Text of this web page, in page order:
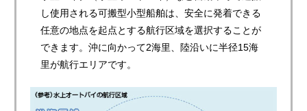
し使用される可搬型小型船舶は、安全に発着できる
任意の地点を起点とする航行区域を選択することが
できます。沖に向かって2海里、陸沿いに半径15海
里が航行エリアです。